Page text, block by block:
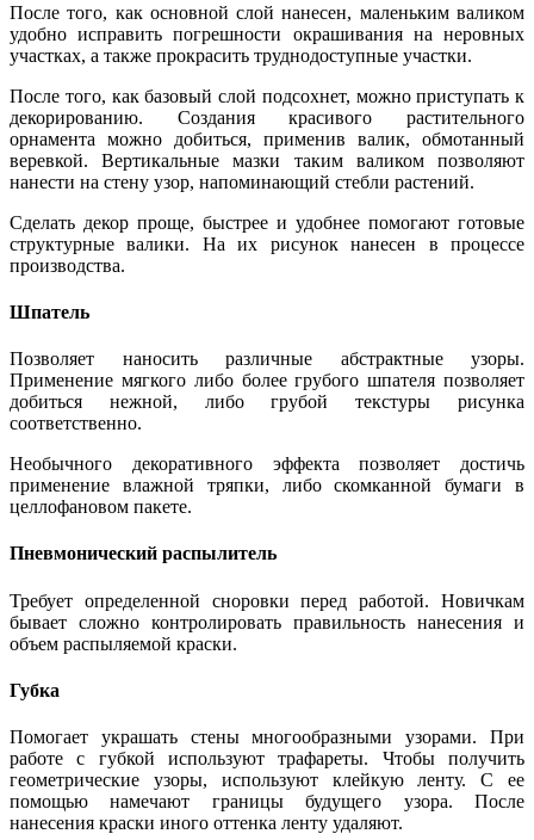
После того, как основной слой нанесен, маленьким валиком
удобно исправить погрешности окрашивания на неровных
участках, а также прокрасить труднодоступные участки.
После того, как базовый слой подсохнет, можно приступать к
декорированию. Создания красивого растительного
орнамента можно добиться, применив валик, обмотанный
веревкой. Вертикальные мазки таким валиком позволяют
нанести на стену узор, напоминающий стебли растений.
Сделать декор проще, быстрее и удобнее помогают готовые
структурные валики. На их рисунок нанесен в процессе
производства.
Шпатель
Позволяет наносить различные абстрактные узоры.
Применение мягкого либо более грубого шпателя позволяет
добиться нежной, либо грубой текстуры рисунка
соответственно.
Необычного декоративного эффекта позволяет достичь
применение влажной тряпки, либо скомканной бумаги в
целлофановом пакете.
Пневмонический распылитель
Требует определенной сноровки перед работой. Новичкам
бывает сложно контролировать правильность нанесения и
объем распыляемой краски.
Губка
Помогает украшать стены многообразными узорами. При
работе с губкой используют трафареты. Чтобы получить
геометрические узоры, используют клейкую ленту. С ее
помощью намечают границы будущего узора. После
нанесения краски иного оттенка ленту удаляют.